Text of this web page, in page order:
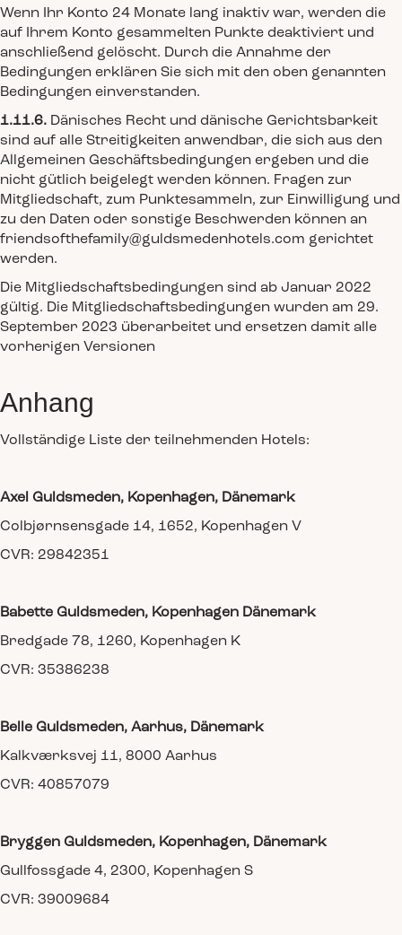
Wenn Ihr Konto 24 Monate lang inaktiv war, werden die
auf Ihrem Konto gesammelten Punkte deaktiviert und
anschließend gelöscht. Durch die Annahme der
Bedingungen erklären Sie sich mit den oben genannten
Bedingungen einverstanden.
1.11.6. Dänisches Recht und dänische Gerichtsbarkeit
sind auf alle Streitigkeiten anwendbar, die sich aus den
Allgemeinen Geschäftsbedingungen ergeben und die
nicht gütlich beigelegt werden können. Fragen zur
Mitgliedschaft, zum Punktesammeln, zur Einwilligung und
zu den Daten oder sonstige Beschwerden können an
friendsofthefamily@guldsmedenhotels.com gerichtet
werden.
Die Mitgliedschaftsbedingungen sind ab Januar 2022
gültig. Die Mitgliedschaftsbedingungen wurden am 29.
September 2023 überarbeitet und ersetzen damit alle
vorherigen Versionen
Anhang
Vollständige Liste der teilnehmenden Hotels:
Axel Guldsmeden, Kopenhagen, Dänemark
Colbjørnsensgade 14, 1652, Kopenhagen V
CVR: 29842351
Babette Guldsmeden, Kopenhagen Dänemark
Bredgade 78, 1260, Kopenhagen K
CVR: 35386238
Belle Guldsmeden, Aarhus, Dänemark
Kalkværksvej 11, 8000 Aarhus
CVR: 40857079
Bryggen Guldsmeden, Kopenhagen, Dänemark
Gullfossgade 4, 2300, Kopenhagen S
CVR: 39009684